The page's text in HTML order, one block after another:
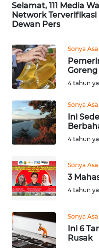
Selamat, 111 Media
Network Terverifikasi
Dewan Pers
Sonya
4 tahun
Sonya
Ini
4 tahun
Sonya
3
4 tahun
Sonya
Ini 6
Rusak
WAHANA
DESA
MAWAKA
MARTABAT
NET
FORJASIDA
NEWS
JURNAL
FISUELRI